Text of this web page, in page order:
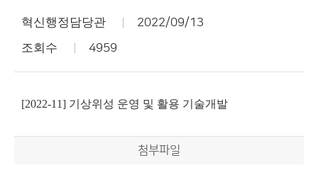
혁신행정담당관 2022/09/13
조회수 4959
[2022-11] 기상위성 운영 및 활용 기술개발
첨부파일